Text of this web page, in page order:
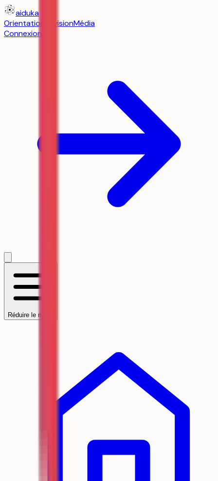
aiduka
Orientation
RévisionMédia
Connexion
Réduire le menu